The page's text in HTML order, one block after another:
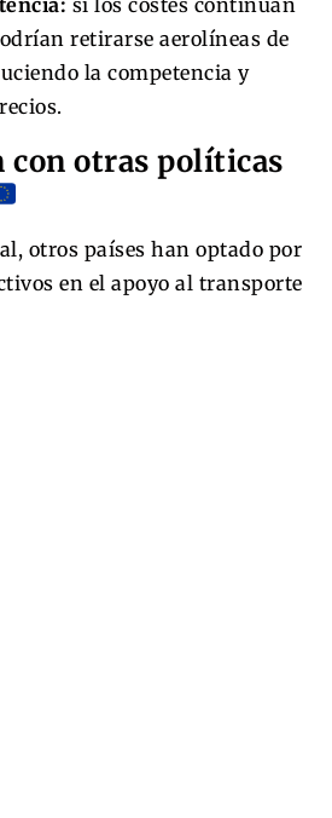
retirarse aerolíneas de
la competencia y
con otras políticas
otros países han optado por
en el apoyo al transporte